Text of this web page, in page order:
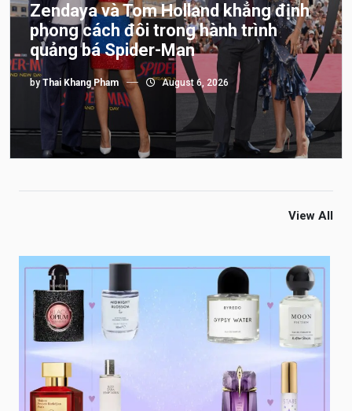
Zendaya và Tom Holland khẳng định
phong cách đôi trong hành trình
quảng bá Spider-Man
by Thai Khang Pham August 6, 2026
View All